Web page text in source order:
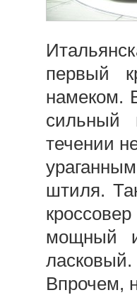
первый
намеком.
сильный
течении
штиля.
мощный
ласковый.
Впрочем,